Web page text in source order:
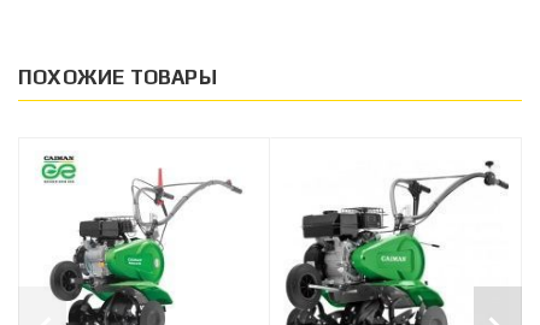
ПОХОЖИЕ ТОВАРЫ